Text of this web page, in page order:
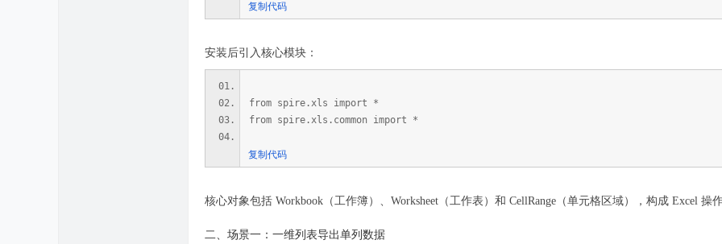
复制代码
安装后引入核心模块：
from spire.xls import *
from spire.xls.common import *
复制代码
核心对象包括 Workbook（工作簿）、Worksheet（工作表）和 CellRange（单元格区域），构成 Excel 操
二、场景一：一维列表导出单列数据